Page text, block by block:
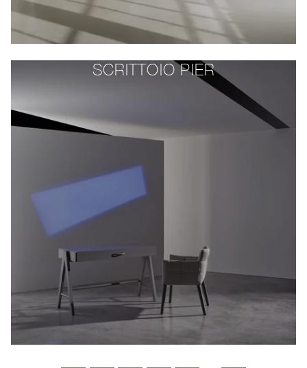
SCRITTOIO PIER